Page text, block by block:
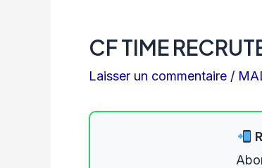
CF TIME
Laisser un commentaire /